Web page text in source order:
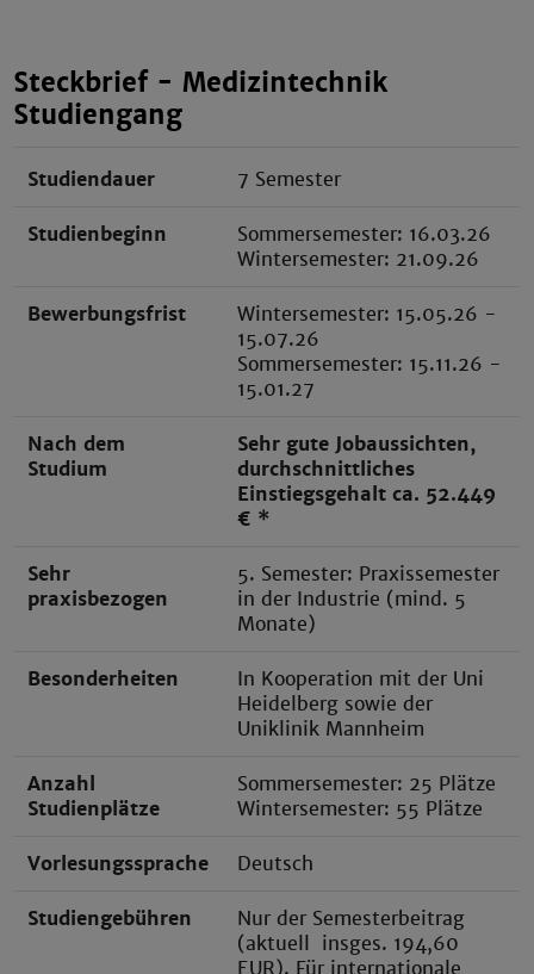
Steckbrief - Medizintechnik
Studiengang
Studiendauer 7 Semester
Studienbeginn
Sommersemester: 16.03.26
Wintersemester: 21.09.26
Bewerbungsfrist
Wintersemester: 15.05.26 -
15.07.26
Sommersemester: 15.11.26 -
15.01.27
Nach dem
Studium
Sehr gute Jobaussichten,
durchschnittliches
Einstiegsgehalt ca. 52.449
€ *
Sehr
praxisbezogen
5. Semester: Praxissemester
in der Industrie (mind. 5
Monate)
Besonderheiten
In Kooperation mit der Uni
Heidelberg sowie der
Uniklinik Mannheim
Anzahl
Studienplätze
Sommersemester: 25 Plätze
Wintersemester: 55 Plätze
Vorlesungssprache Deutsch
Studiengebühren
Nur der Semesterbeitrag
(aktuell insges. 194,60
EUR). Für internationale